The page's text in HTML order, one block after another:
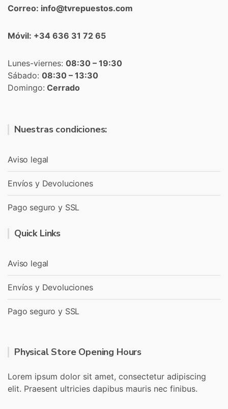
Correo: info@tvrepuestos.com
Móvil: +34 636 31 72 65
Lunes-viernes: 08:30 – 19:30
Sábado: 08:30 – 13:30
Domingo: Cerrado
Nuestras condiciones:
Aviso legal
Envíos y Devoluciones
Pago seguro y SSL
Quick Links
Aviso legal
Envíos y Devoluciones
Pago seguro y SSL
Physical Store Opening Hours
Lorem ipsum dolor sit amet, consectetur adipiscing
elit. Praesent ultricies dapibus mauris nec finibus.